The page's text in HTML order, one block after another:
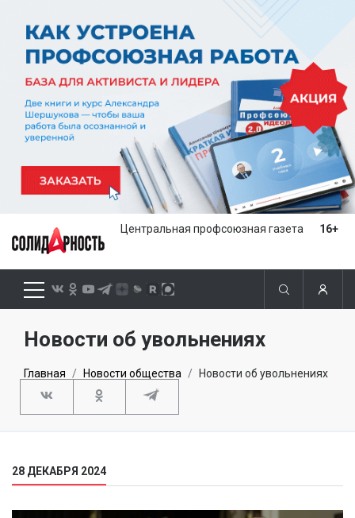
Центральная профсоюзная газета 16+
Новости об увольнениях
Главная Новости общества Новости об увольнениях
28 ДЕКАБРЯ 2024